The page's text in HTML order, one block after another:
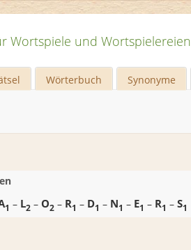
Wortspiele und Wortspielereien
Wörterbuch Synonyme
1 – L2 – O2 – R1 – D1 – N1 – E1 – R1 – S1